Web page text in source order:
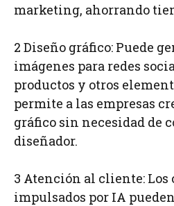
marketing, ahorrando
2 Diseño gráfico: Puede
imágenes para redes
productos y otros
permite a las empresas
gráfico sin necesidad de
diseñador.
3 Atención al cliente: Los
impulsados por IA